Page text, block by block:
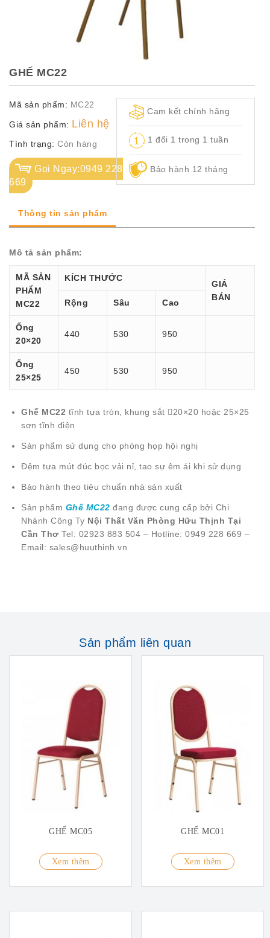
MÃ
CH.
SÁCH
Q.
ĐỊNH
GHẾ MC22
Mã sản phẩm: MC22
Giá sản phẩm: Liên hệ
Tình trạng: Còn hàng
Gọi Ngay:0949 228
669
Cam kết chính hãng
1 đổi 1 trong 1 tuần
Bảo hành 12 tháng
Thông tin sản phẩm
Mô tả sản phẩm:
MÃ SẢN
PHẨM
MC22
KÍCH THƯỚC
GIÁ
BÁN
Rộng Sâu Cao
Ống
20×20
440 530 950
Ống
25×25
450 530 950
Ghế MC22 tĩnh tựa tròn, khung sắt 20×20 hoặc 25×25
sơn tĩnh điện
Sản phẩm sử dụng cho phòng họp hội nghị
Đệm tựa mút đúc bọc vải nỉ, tao sự êm ái khi sử dụng
Bảo hành theo tiêu chuẩn nhà sản xuất
Sản phẩm Ghế MC22 đang được cung cấp bởi Chi
Nhánh Công Ty Nội Thất Văn Phòng Hữu Thịnh Tại
Cần Thơ Tel: 02923 883 504 – Hotline: 0949 228 669 –
Email: sales@huuthinh.vn
Sản phẩm liên quan
GHẾ MC05
Xem thêm
GHẾ MC01
Xem thêm